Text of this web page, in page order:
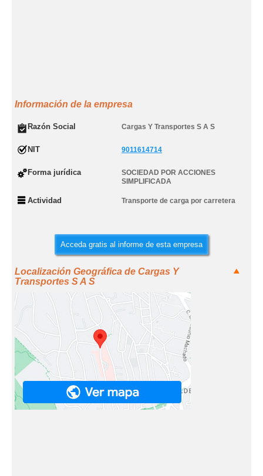
Información de la empresa
Razón Social Cargas Y Transportes S A S
NIT 9011614714
Forma jurídica
SOCIEDAD POR ACCIONES
SIMPLIFICADA
Actividad Transporte de carga por carretera
Acceda gratis al informe de esta empresa
Localización Geográfica de Cargas Y
Transportes S A S